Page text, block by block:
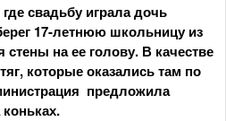
свадьбу играла дочь
17-летнюю школьницу из
стены на ее голову. В качестве
которые оказались там по
предложила
коньках.